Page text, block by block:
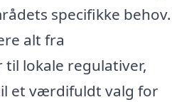
specifikke behov.
alt fra
lokale regulativer,
et værdifuldt valg for